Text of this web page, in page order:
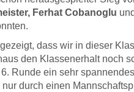
Ferhat Cobanoglu
dass wir in dieser
den Klassenerhalt noch
Runde ein sehr
durch einen